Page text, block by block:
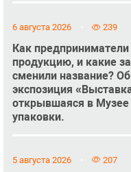
6 августа 2026 239
Как
продукцию, и какие
сменили название?
экспозиция
открывшаяся в Музее
упаковки.
5 августа 2026 207